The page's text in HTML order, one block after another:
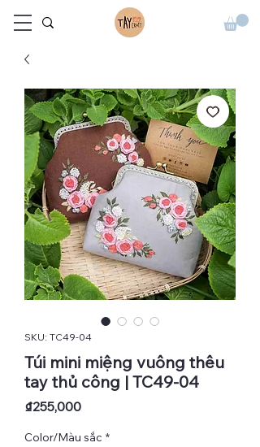
SKU: TC49-04
Túi mini miệng vuông thêu
tay thủ công | TC49-04
₫255,000Price
Color/Màu sắc *